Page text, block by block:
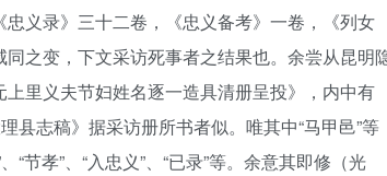
义录》三十二卷，《忠义备考》一卷，《列女
之变，下文采访死事者之结果也。余尝从昆明
里义夫节妇姓名逐一造具清册呈投》，内中有
县志稿》据采访册所书者似。唯其中“马甲邑”等
节孝”、“入忠义”、“已录”等。余意其即修（光